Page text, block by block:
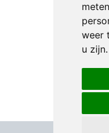
weer
u zijn.